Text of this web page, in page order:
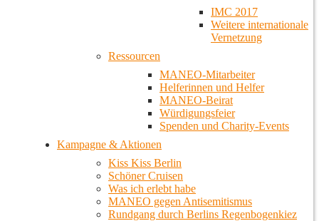
IMC 2017
Weitere internationale
Vernetzung
Ressourcen
MANEO-Mitarbeiter
Helferinnen und Helfer
MANEO-Beirat
Würdigungsfeier
Spenden und Charity-Events
Kampagne & Aktionen
Kiss Kiss Berlin
Schöner Cruisen
Was ich erlebt habe
MANEO gegen Antisemitismus
Rundgang durch Berlins Regenbogenkiez